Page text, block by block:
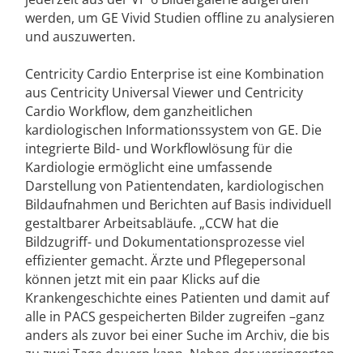
werden, um GE Vivid Studien offline zu analysieren
und auszuwerten.
Centricity Cardio Enterprise ist eine Kombination
aus Centricity Universal Viewer und Centricity
Cardio Workflow, dem ganzheitlichen
kardiologischen Informationssystem von GE. Die
integrierte Bild- und Workflowlösung für die
Kardiologie ermöglicht eine umfassende
Darstellung von Patientendaten, kardiologischen
Bildaufnahmen und Berichten auf Basis individuell
gestaltbarer Arbeitsabläufe. „CCW hat die
Bildzugriff- und Dokumentationsprozesse viel
effizienter gemacht. Ärzte und Pflegepersonal
können jetzt mit ein paar Klicks auf die
Krankengeschichte eines Patienten und damit auf
alle in PACS gespeicherten Bilder zugreifen –ganz
anders als zuvor bei einer Suche im Archiv, die bis